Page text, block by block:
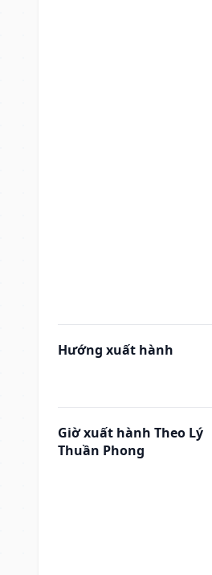
Hướng xuất hành
Giờ xuất hành Theo Lý
Thuần Phong